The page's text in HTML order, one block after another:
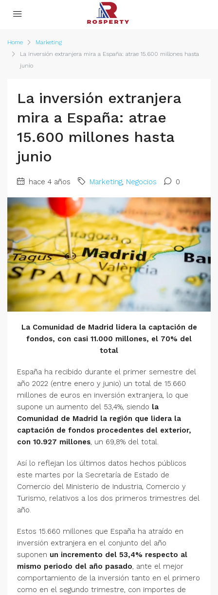
Home
Marketing
La inversión extranjera mira a España: atrae 15.600 millones hasta
junio
La inversión extranjera
mira a España: atrae
15.600 millones hasta
junio
hace 4 años Marketing, Negocios 0
La Comunidad de Madrid lidera la captación de
fondos, con casi 11.000 millones, el 70% del
total
España ha recibido durante el primer semestre del
año 2022 (entre enero y junio) un total de 15.660
millones de euros en inversión extranjera, lo que
supone un aumento del 53,4%, siendo la
Comunidad de Madrid la región que lidera la
captación de fondos procedentes del exterior,
con 10.927 millones, un 69,8% del total.
Así lo reflejan los últimos datos hechos públicos
este martes por la Secretaría de Estado de
Comercio del Ministerio de Industria, Comercio y
Turismo, relativos a los dos primeros trimestres del
año.
Estos 15.660 millones que España ha atraído en
inversión extranjera en el conjunto del año
suponen un incremento del 53,4% respecto al
mismo periodo del año pasado, ante el mejor
comportamiento de la inversión tanto en el primero
como en el segundo trimestre, con importes de